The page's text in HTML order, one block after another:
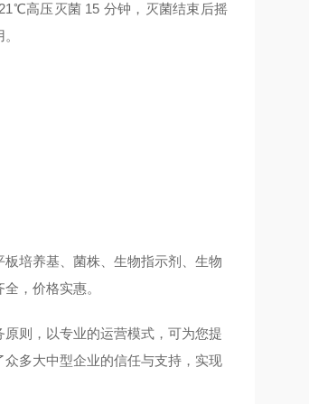
高压灭菌 15 分钟，灭菌结束后摇
培养基、菌株、生物指示剂、生物
，价格实惠。
则，以专业的运营模式，可为您提
多大中型企业的信任与支持，实现